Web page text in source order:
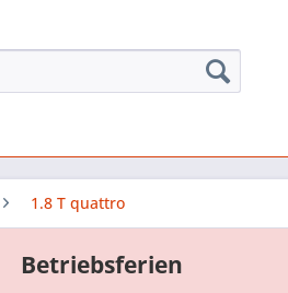
1.8 T quattro
Betriebsferien